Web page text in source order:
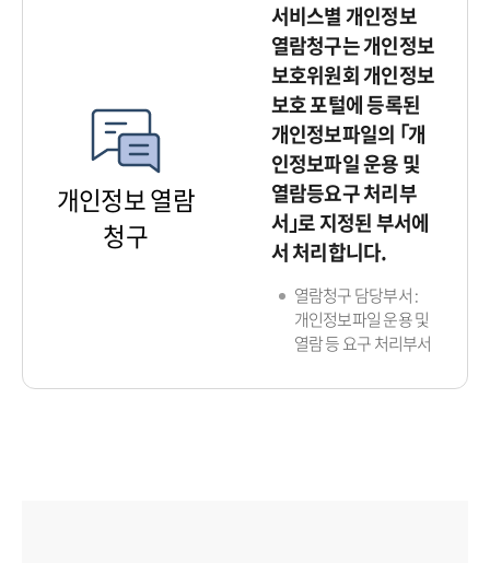
개인정보 열람
청구
서비스별 개인정보
열람청구는 개인정보
보호위원회 개인정보
보호 포털에 등록된
개인정보파일의 ｢개
인정보파일 운용 및
열람등요구 처리부
서｣로 지정된 부서에
서 처리합니다.
열람청구 담당부서 :
개인정보파일 운용 및
열람 등 요구 처리부서